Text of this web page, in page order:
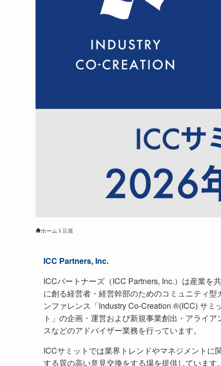
ホーム 豆腐
ICC Partners, Inc.
ICCパートナーズ（ICC Partners, Inc.）は産業を共
に創る経営者・経営幹部のためのコミュニティ型
ンファレンス「Industry Co-Creation ®(ICC) サミ
ト」の企画・運営および新規事業創出・アライア
スなどのアドバイザー業務を行っています。
ICCサミットでは業界トレンドやマネジメントに
する質の高い意見交換をする場を提供しています